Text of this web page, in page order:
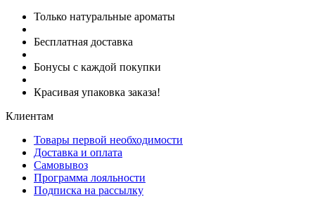
Только натуральные ароматы
Бесплатная доставка
Бонусы с каждой покупки
Красивая упаковка заказа!
Клиентам
Товары первой необходимости
Доставка и оплата
Самовывоз
Программа лояльности
Подписка на рассылку